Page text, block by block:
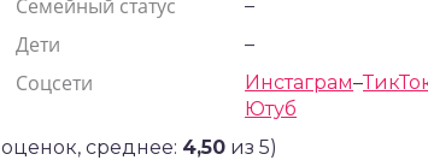
Семейный статус –
Дети –
Соцсети Инстаграм–
Ютуб
оценок, среднее: 4,50 из 5)